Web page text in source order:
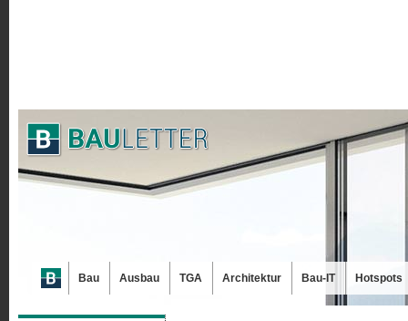
Bau Ausbau TGA Architektur Bau-IT Hotspots